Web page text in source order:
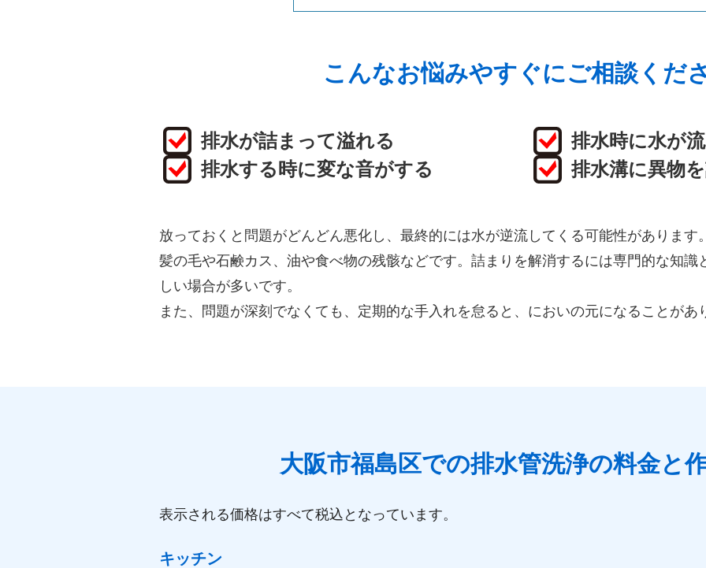
こんなお悩みやすぐにご相談くだ
排水が詰まって溢れる
排水時に水が
排水する時に変な音がする
排水溝に異物
放っておくと問題がどんどん悪化し、最終的には水が逆流してくる可能性があります
髪の毛や石鹸カス、油や食べ物の残骸などです。詰まりを解消するには専門的な知識
しい場合が多いです。
また、問題が深刻でなくても、定期的な手入れを怠ると、においの元になることがあ
大阪市福島区での排水管洗浄の料金と
表示される価格はすべて税込となっています。
キッチン